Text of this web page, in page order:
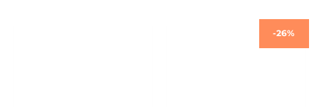
-26%
Prețul